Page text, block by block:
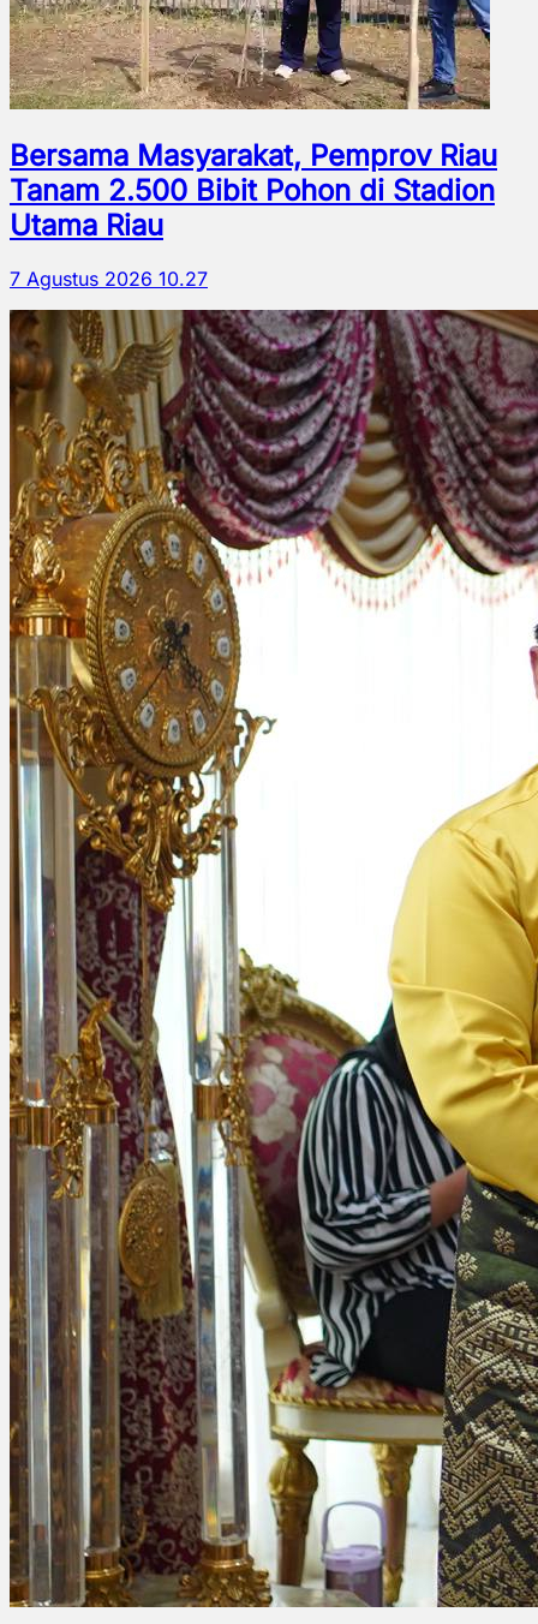
Bersama Masyarakat, Pemprov Riau
Tanam 2.500 Bibit Pohon di Stadion
Utama Riau
7 Agustus 2026 10.27